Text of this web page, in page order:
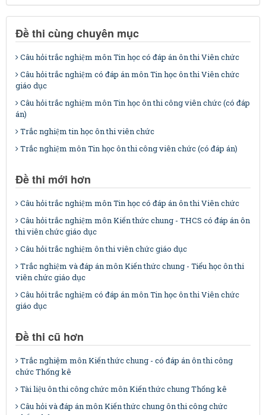
Đề thi cùng chuyên mục
Câu hỏi trắc nghiệm môn Tin học có đáp án ôn thi Viên chức
Câu hỏi trắc nghiệm có đáp án môn Tin học ôn thi Viên chức
giáo dục
Câu hỏi trắc nghiệm môn Tin học ôn thi công viên chức (có đáp
án)
Trắc nghiệm tin học ôn thi viên chức
Trắc nghiệm môn Tin học ôn thi công viên chức (có đáp án)
Đề thi mới hơn
Câu hỏi trắc nghiệm môn Tin học có đáp án ôn thi Viên chức
Câu hỏi trắc nghiệm môn Kiến thức chung - THCS có đáp án ôn
thi viên chức giáo dục
Câu hỏi trắc nghiệm ôn thi viên chức giáo dục
Trắc nghiệm và đáp án môn Kiến thức chung - Tiểu học ôn thi
viên chức giáo dục
Câu hỏi trắc nghiệm có đáp án môn Tin học ôn thi Viên chức
giáo dục
Đề thi cũ hơn
Trắc nghiệm môn Kiến thức chung - có đáp án ôn thi công
chức Thống kê
Tài liệu ôn thi công chức môn Kiến thức chung Thống kê
Câu hỏi và đáp án môn Kiến thức chung ôn thi công chức